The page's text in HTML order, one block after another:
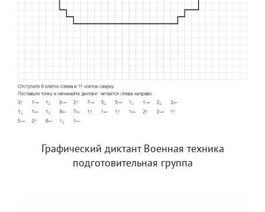
Графический диктант Военная техника
подготовительная группа